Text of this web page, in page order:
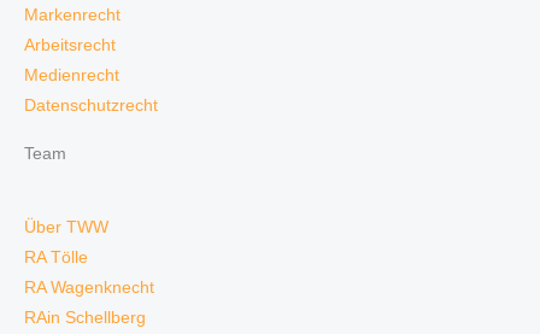
Markenrecht
Arbeitsrecht
Medienrecht
Datenschutzrecht
Team
Über TWW
RA Tölle
RA Wagenknecht
RAin Schellberg